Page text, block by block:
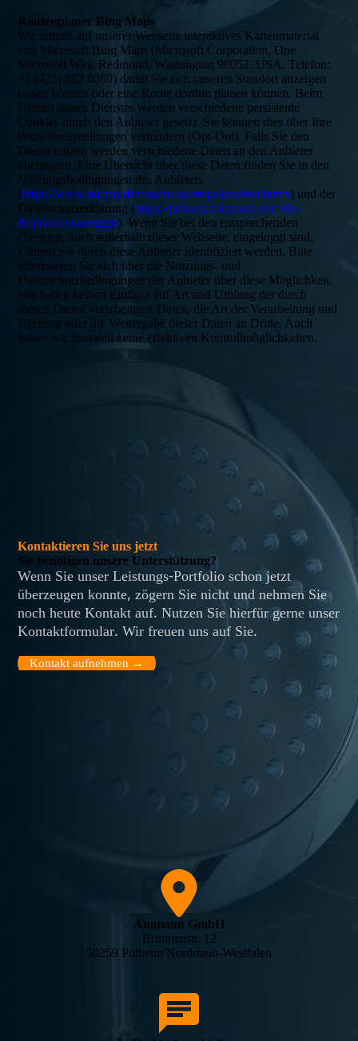
Routenplaner Bing Maps
Wir nutzen auf unserer Webseite interaktives Kartenmaterial
von Microsoft Bing Maps (Microsoft Corporation, One
Microsoft Way, Redmond, Washington 98052, USA. Telefon:
+1 (425) 882 8080) damit Sie sich unseren Standort anzeigen
lassen können oder eine Route dorthin planen können. Beim
Nutzen dieses Dienstes werden verschiedene persistente
Cookies durch den Anbieter gesetzt. Sie können dies über Ihre
Browsereinstellungen verhindern (Opt-Out). Falls Sie den
Dienst nutzen werden verschiedene Daten an den Anbieter
übertragen. Eine Übersicht über diese Daten finden Sie in den
Nutzungsbedingungen des Anbieters
(https://www.microsoft.com/en-us/maps/product/terms) und der
Datenschutzerklärung (https://privacy.microsoft.com/de-
de/privacystatement). Wenn Sie bei den entsprechenden
Diensten, auch außerhalb dieser Webseite, eingeloggt sind,
können Sie durch diese Anbieter identifiziert werden. Bitte
informieren Sie sich über die Nutzungs- und
Datenschutzbedingungen der Anbieter über diese Möglichkeit.
Wir haben keinen Einfluss auf Art und Umfang der durch
diesen Dienst verarbeiteten Daten, die Art der Verarbeitung und
Nutzung oder die Weitergabe dieser Daten an Dritte. Auch
haben wir insoweit keine effektiven Kontrollmöglichkeiten.
Kontaktieren Sie uns jetzt
Sie benötigen unsere Unterstützung?
Wenn Sie unser Leistungs-Portfolio schon jetzt
überzeugen konnte, zögern Sie nicht und nehmen Sie
noch heute Kontakt auf. Nutzen Sie hierfür gerne unser
Kontaktformular. Wir freuen uns auf Sie.
Kontakt aufnehmen →
Ammann GmbH
Brunnenstr. 12
50259 Pulheim Nordrhein-Westfalen